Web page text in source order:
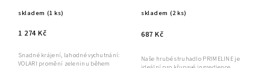
skladem (1 ks)
1 274 Kč
Snadné krájení, lahodné vychutnání:
VOLARI promění zeleninu během
skladem (2 ks)
687 Kč
Naše hrubé struhadlo PRIMELINE je